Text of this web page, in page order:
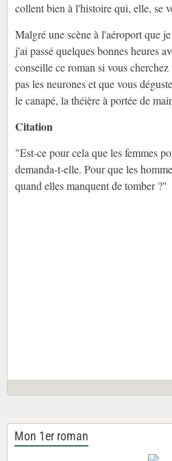
collent bien à l'histoire qui, elle, se
Malgré une scène à l'aéroport que
j'ai passé quelques bonnes heures
conseille ce roman si vous
pas les neurones et que vous
le canapé, la théière à portée de
Citation
"Est-ce pour cela que les femmes
demanda-t-elle. Pour que les
quand elles manquent de tomber ?"
Mon 1er roman